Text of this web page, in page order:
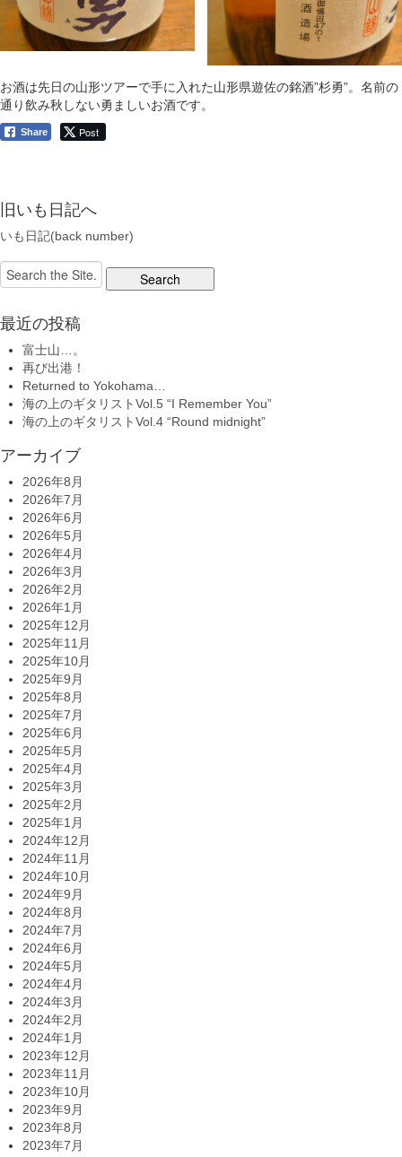
お酒は先日の山形ツアーで手に入れた山形県遊佐の銘酒”杉勇”。名前の
通り飲み秋しない勇ましいお酒です。
Share Post
旧いも日記へ
いも日記(back number)
Search
for:
最近の投稿
富士山…。
再び出港！
Returned to Yokohama…
海の上のギタリストVol.5 “I Remember You”
海の上のギタリストVol.4 “Round midnight”
アーカイブ
2026年8月
2026年7月
2026年6月
2026年5月
2026年4月
2026年3月
2026年2月
2026年1月
2025年12月
2025年11月
2025年10月
2025年9月
2025年8月
2025年7月
2025年6月
2025年5月
2025年4月
2025年3月
2025年2月
2025年1月
2024年12月
2024年11月
2024年10月
2024年9月
2024年8月
2024年7月
2024年6月
2024年5月
2024年4月
2024年3月
2024年2月
2024年1月
2023年12月
2023年11月
2023年10月
2023年9月
2023年8月
2023年7月